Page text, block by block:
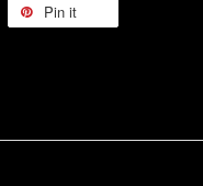
Pin it